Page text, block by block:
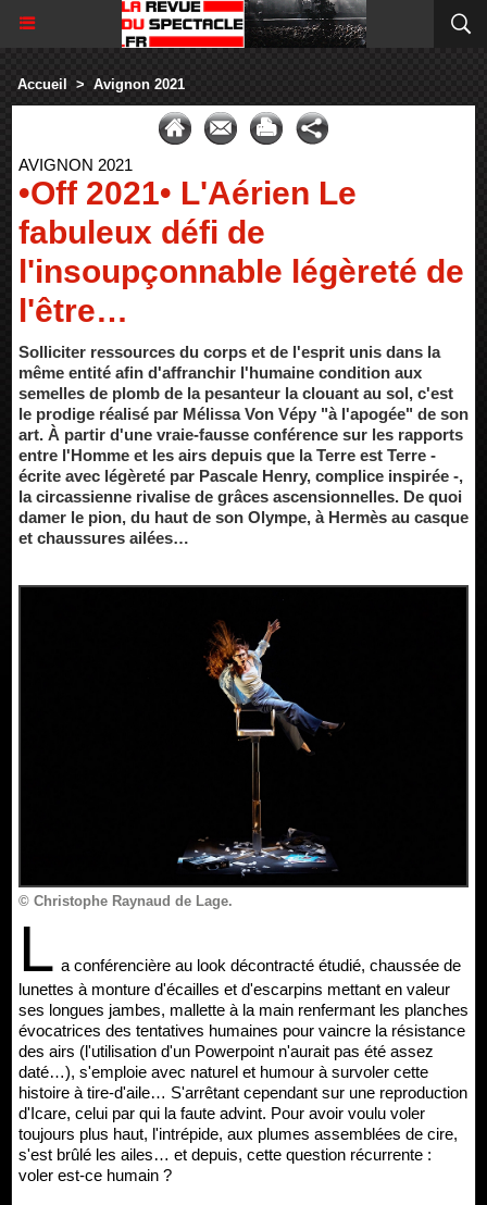
Accueil > Avignon 2021
AVIGNON 2021
•Off 2021• L'Aérien Le
fabuleux défi de
l'insoupçonnable légèreté de
l'être…
Solliciter ressources du corps et de l'esprit unis dans la
même entité afin d'affranchir l'humaine condition aux
semelles de plomb de la pesanteur la clouant au sol, c'est
le prodige réalisé par Mélissa Von Vépy "à l'apogée" de son
art. À partir d'une vraie-fausse conférence sur les rapports
entre l'Homme et les airs depuis que la Terre est Terre -
écrite avec légèreté par Pascale Henry, complice inspirée -,
la circassienne rivalise de grâces ascensionnelles. De quoi
damer le pion, du haut de son Olympe, à Hermès au casque
et chaussures ailées…
© Christophe Raynaud de Lage.
L a conférencière au look décontracté étudié, chaussée de
lunettes à monture d'écailles et d'escarpins mettant en valeur
ses longues jambes, mallette à la main renfermant les planches
évocatrices des tentatives humaines pour vaincre la résistance
des airs (l'utilisation d'un Powerpoint n'aurait pas été assez
daté…), s'emploie avec naturel et humour à survoler cette
histoire à tire-d'aile… S'arrêtant cependant sur une reproduction
d'Icare, celui par qui la faute advint. Pour avoir voulu voler
toujours plus haut, l'intrépide, aux plumes assemblées de cire,
s'est brûlé les ailes… et depuis, cette question récurrente :
voler est-ce humain ?